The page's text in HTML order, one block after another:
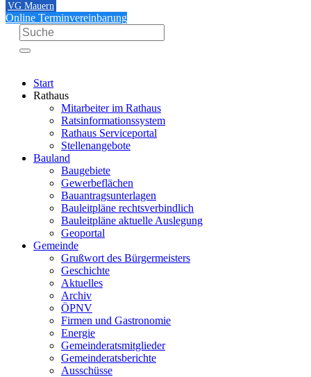
VG Mauern
Online Terminvereinbarung
Start
Rathaus
Mitarbeiter im Rathaus
Ratsinformationssystem
Rathaus Serviceportal
Stellenangebote
Bauland
Baugebiete
Gewerbeflächen
Bauantragsunterlagen
Bauleitpläne rechtsverbindlich
Bauleitpläne aktuelle Auslegung
Geoportal
Gemeinde
Grußwort des Bürgermeisters
Geschichte
Aktuelles
Archiv
ÖPNV
Firmen und Gastronomie
Energie
Gemeinderatsmitglieder
Gemeinderatsberichte
Ausschüsse